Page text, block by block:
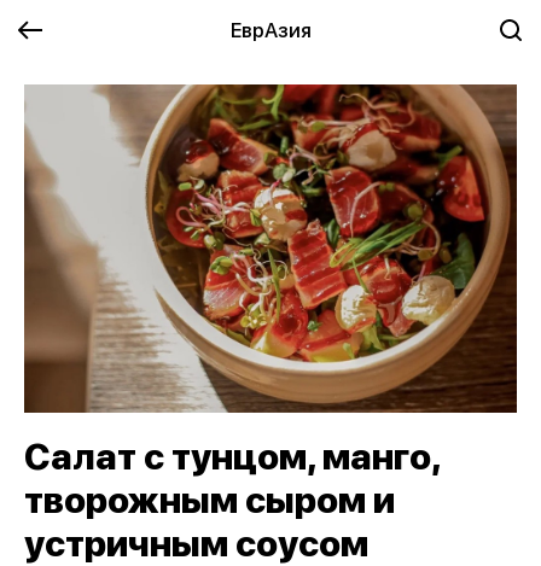
ЕврАзия
Салат с тунцом, манго,
творожным сыром и
устричным соусом